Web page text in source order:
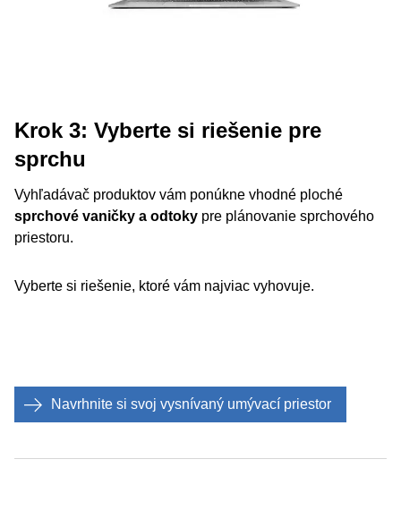
Krok 3: Vyberte si riešenie pre
sprchu
Vyhľadávač produktov vám ponúkne vhodné ploché
sprchové vaničky a odtoky pre plánovanie sprchového
priestoru.
Vyberte si riešenie, ktoré vám najviac vyhovuje.
Navrhnite si svoj vysnívaný umývací priestor